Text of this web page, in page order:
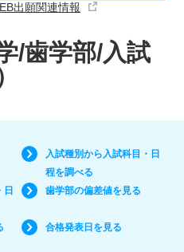
出願関連情報
/歯学部/入試
入試種別から入試科目・日
程を調べる
日
歯学部の偏差値を見る
合格発表日を見る